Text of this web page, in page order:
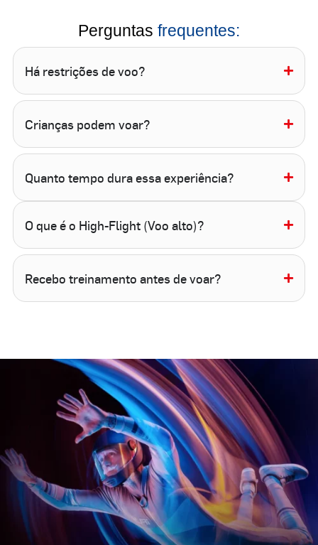
Perguntas frequentes:
Há restrições de voo?
Crianças podem voar?
Quanto tempo dura essa experiência?
O que é o High-Flight (Voo alto)?
Recebo treinamento antes de voar?